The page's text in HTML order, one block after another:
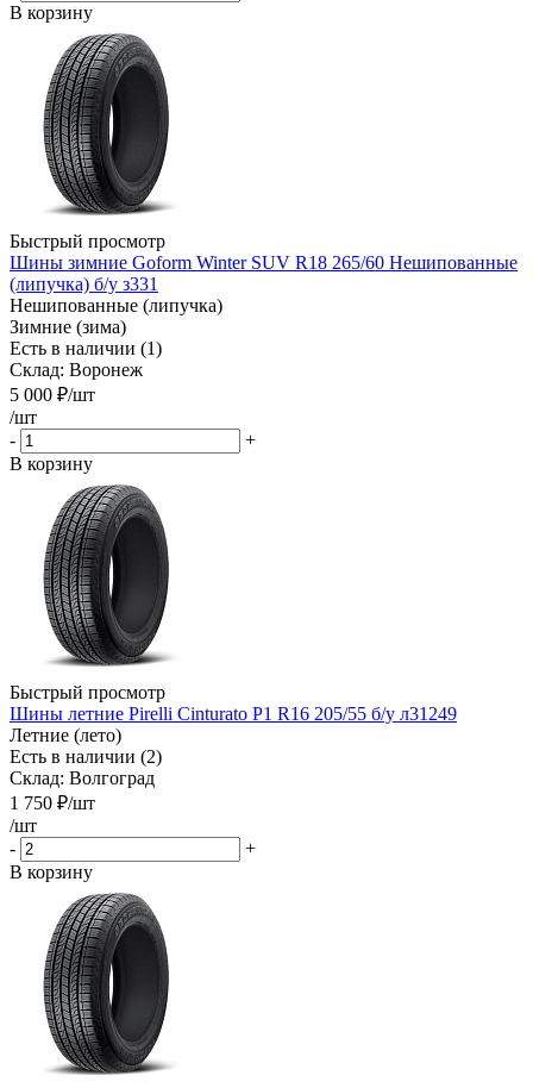
В корзину
Быстрый просмотр
Шины зимние Goform Winter SUV R18 265/60 Нешипованные
(липучка) б/у з331
Нешипованные (липучка)
Зимние (зима)
Есть в наличии (1)
Склад: Воронеж
5 000 ₽/шт
/шт
-
+
В корзину
Быстрый просмотр
Шины летние Pirelli Cinturato P1 R16 205/55 б/у л31249
Летние (лето)
Есть в наличии (2)
Склад: Волгоград
1 750 ₽/шт
/шт
-
+
В корзину